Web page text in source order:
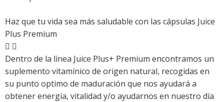
Haz que tu vida sea más saludable con las cápsulas Juice
Plus Premium
Dentro de la línea Juice Plus+ Premium encontramos un
suplemento vitamínico de origen natural, recogidas en
su punto optimo de maduración que nos ayudará a
obtener energía, vitalidad y/o ayudarnos en nuestro día